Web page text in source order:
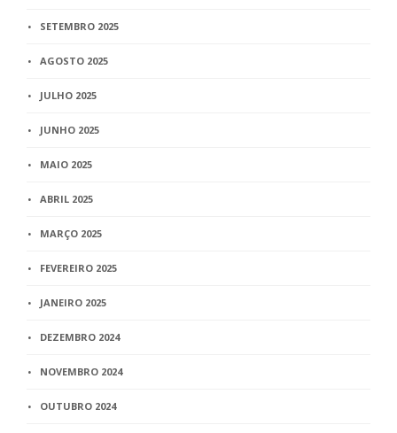
SETEMBRO 2025
AGOSTO 2025
JULHO 2025
JUNHO 2025
MAIO 2025
ABRIL 2025
MARÇO 2025
FEVEREIRO 2025
JANEIRO 2025
DEZEMBRO 2024
NOVEMBRO 2024
OUTUBRO 2024